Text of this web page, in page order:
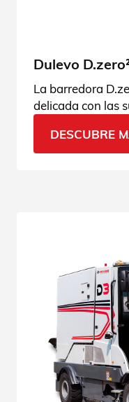
Dulevo
La barredora
delicada con las
DESCUBRE